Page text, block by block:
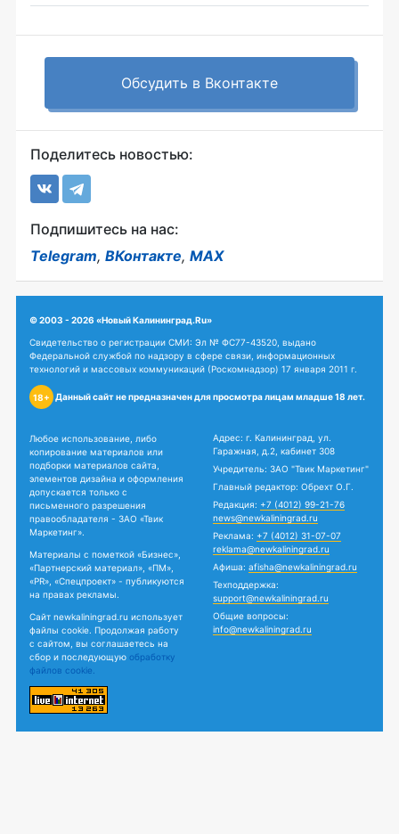
Обсудить в Вконтакте
Поделитесь новостью:
Подпишитесь на нас:
Telegram, ВКонтакте, MAX
© 2003 - 2026 «Новый Калининград.Ru»
Свидетельство о регистрации СМИ: Эл № ФС77-43520, выдано
Федеральной службой по надзору в сфере связи, информационных
технологий и массовых коммуникаций (Роскомнадзор) 17 января 2011 г.
18+ Данный сайт не предназначен для просмотра лицам младше 18 лет.
Любое использование, либо
копирование материалов или
подборки материалов сайта,
элементов дизайна и оформления
допускается только с
письменного разрешения
правообладателя - ЗАО «Твик
Маркетинг».
Материалы с пометкой «Бизнес»,
«Партнерский материал», «ПМ»,
«PR», «Спецпроект» - публикуются
на правах рекламы.
Сайт newkaliningrad.ru использует
файлы cookie. Продолжая работу
с сайтом, вы соглашаетесь на
сбор и последующую обработку
файлов cookie.
Адрес: г. Калининград, ул.
Гаражная, д.2, кабинет 308
Учредитель: ЗАО "Твик Маркетинг"
Главный редактор: Обрехт О.Г.
Редакция: +7 (4012) 99-21-76
news@newkaliningrad.ru
Реклама: +7 (4012) 31-07-07
reklama@newkaliningrad.ru
Афиша: afisha@newkaliningrad.ru
Техподдержка:
support@newkaliningrad.ru
Общие вопросы:
info@newkaliningrad.ru